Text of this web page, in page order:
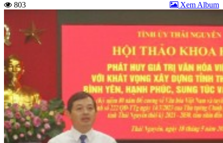
803 Xem Album